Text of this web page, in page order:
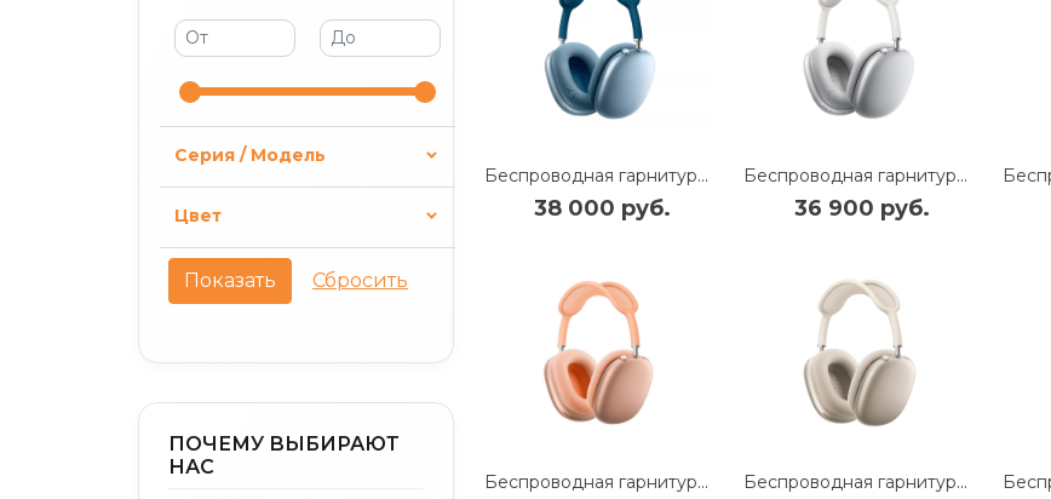
Серия / Модель
Цвет
ПОЧЕМУ ВЫБИРАЮТ
НАС
Беспроводная гарнитура Apple AirPods Max (Sky Blue) (MGYL3)
38 000 руб.
Беспроводная гарнитура Apple AirPods Max (Silver) (MGYJ3)
36 900 руб.
Беспроводная гарнитура Apple AirPods Max USB-C (Orange) (MWW73) Беспроводная гарнитура Apple AirPods Max USB-C (Starlight) (MWW53)